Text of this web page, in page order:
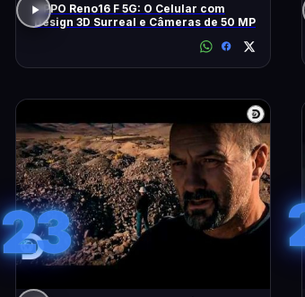
OPPO Reno16 F 5G: O Celular com
Design 3D Surreal e Câmeras de 50 MP
23